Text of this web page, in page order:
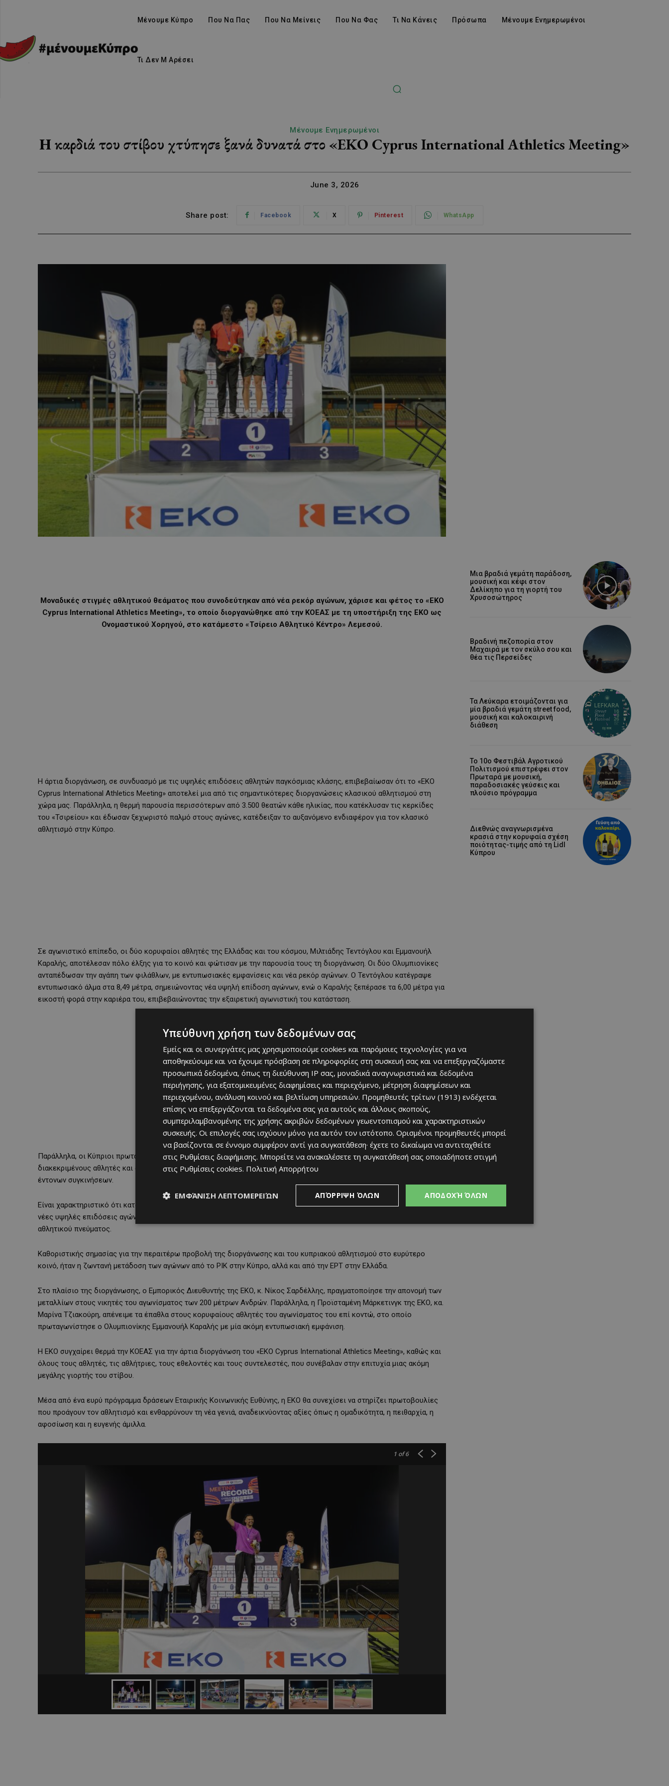
Μένουμε Κύπρο Που Να Πας Που Να Μείνεις Που Να Φας Τι Να Κάνεις Πρόσωπα Μένουμε Ενημερωμένοι
Τι Δεν Μ Αρέσει
Μένουμε Ενημερωμένοι
Η καρδιά του στίβου χτύπησε ξανά δυνατά στο «EKO Cyprus International Athletics Meeting»
June 3, 2026
Share post: Facebook X Pinterest WhatsApp
Mοναδικές στιγμές αθλητικού θεάματος που συνοδεύτηκαν από νέα ρεκόρ αγώνων, χάρισε και φέτος το «EKO
Cyprus International Athletics Meeting», το οποίο διοργανώθηκε από την ΚΟΕΑΣ με τη υποστήριξη της ΕΚΟ ως
Ονομαστικού Χορηγού, στο κατάμεστο «Τσίρειο Αθλητικό Κέντρο» Λεμεσού.
Η άρτια διοργάνωση, σε συνδυασμό με τις υψηλές επιδόσεις αθλητών παγκόσμιας κλάσης, επιβεβαίωσαν ότι το «EKO
Cyprus International Athletics Meeting» αποτελεί μια από τις σημαντικότερες διοργανώσεις κλασικού αθλητισμού στη
χώρα μας. Παράλληλα, η θερμή παρουσία περισσότερων από 3.500 θεατών κάθε ηλικίας, που κατέκλυσαν τις κερκίδες
του «Τσιρείου» και έδωσαν ξεχωριστό παλμό στους αγώνες, κατέδειξαν το αυξανόμενο ενδιαφέρον για τον κλασικό
αθλητισμό στην Κύπρο.
Σε αγωνιστικό επίπεδο, οι δύο κορυφαίοι αθλητές της Ελλάδας και του κόσμου, Μιλτιάδης Τεντόγλου και Εμμανουήλ
Καραλής, αποτέλεσαν πόλο έλξης για το κοινό και φώτισαν με την παρουσία τους τη διοργάνωση. Οι δύο Ολυμπιονίκες
ανταπέδωσαν την αγάπη των φιλάθλων, με εντυπωσιακές εμφανίσεις και νέα ρεκόρ αγώνων. Ο Τεντόγλου κατέγραψε
εντυπωσιακό άλμα στα 8,49 μέτρα, σημειώνοντας νέα υψηλή επίδοση αγώνων, ενώ ο Καραλής ξεπέρασε τα 6,00 μέτρα για
εικοστή φορά στην καριέρα του, επιβεβαιώνοντας την εξαιρετική αγωνιστική του κατάσταση.
Παράλληλα, οι Κύπριοι πρωταθλητές Μίλαν Τράικοβιτς, Ελένα Κουλιτσένκο και Ιωσήφ Κεσίδης, μαζί με άλλους
διακεκριμένους αθλητές και αθλήτριες από την Κύπρο και το εξωτερικό, προσέφεραν αγώνες υψηλού επιπέδου και
έντονων συγκινήσεων.
Είναι χαρακτηριστικό ότι κατά τη φετινή διοργάνωση, που ήταν η πέμπτη συνεχόμενη, καταγράφηκαν συνολικά οκτώ (8)
νέες υψηλές επιδόσεις αγώνων, ανταμείβοντας το κοινό με θέαμα παγκόσμιας κλάσης, που ανέδειξε τις αξίες του
αθλητικού πνεύματος.
Καθοριστικής σημασίας για την περαιτέρω προβολή της διοργάνωσης και του κυπριακού αθλητισμού στο ευρύτερο
κοινό, ήταν η ζωντανή μετάδοση των αγώνων από το ΡΙΚ στην Κύπρο, αλλά και από την ΕΡΤ στην Ελλάδα.
Στο πλαίσιο της διοργάνωσης, ο Εμπορικός Διευθυντής της ΕΚΟ, κ. Νίκος Σαρδέλλης, πραγματοποίησε την απονομή των
μεταλλίων στους νικητές του αγωνίσματος των 200 μέτρων Ανδρών. Παράλληλα, η Προϊσταμένη Μάρκετινγκ της ΕΚΟ, κα.
Μαρίνα Τζιακούρη, απένειμε τα έπαθλα στους κορυφαίους αθλητές του αγωνίσματος του επί κοντώ, στο οποίο
πρωταγωνίστησε ο Ολυμπιονίκης Εμμανουήλ Καραλής με μία ακόμη εντυπωσιακή εμφάνιση.
Η ΕΚΟ συγχαίρει θερμά την ΚΟΕΑΣ για την άρτια διοργάνωση του «EKO Cyprus International Athletics Meeting», καθώς και
όλους τους αθλητές, τις αθλήτριες, τους εθελοντές και τους συντελεστές, που συνέβαλαν στην επιτυχία μιας ακόμη
μεγάλης γιορτής του στίβου.
Μέσα από ένα ευρύ πρόγραμμα δράσεων Εταιρικής Κοινωνικής Ευθύνης, η ΕΚΟ θα συνεχίσει να στηρίζει πρωτοβουλίες
που προάγουν τον αθλητισμό και ενθαρρύνουν τη νέα γενιά, αναδεικνύοντας αξίες όπως η ομαδικότητα, η πειθαρχία, η
αφοσίωση και η ευγενής άμιλλα.
1 of 6
Μια βραδιά γεμάτη παράδοση,
μουσική και κέφι στον
Δελίκηπο για τη γιορτή του
Χρυσοσώτηρος
Βραδινή πεζοπορία στον
Μαχαιρά με τον σκύλο σου και
θέα τις Περσείδες
Τα Λεύκαρα ετοιμάζονται για
μία βραδιά γεμάτη street food,
μουσική και καλοκαιρινή
διάθεση
Το 10ο Φεστιβάλ Αγροτικού
Πολιτισμού επιστρέφει στον
Πρωταρά με μουσική,
παραδοσιακές γεύσεις και
πλούσιο πρόγραμμα
Διεθνώς αναγνωρισμένα
κρασιά στην κορυφαία σχέση
ποιότητας-τιμής από τη Lidl
Κύπρου
Υπεύθυνη χρήση των δεδομένων σας
Εμείς και οι συνεργάτες μας χρησιμοποιούμε cookies και παρόμοιες τεχνολογίες για να
αποθηκεύουμε και να έχουμε πρόσβαση σε πληροφορίες στη συσκευή σας και να επεξεργαζόμαστε
προσωπικά δεδομένα, όπως τη διεύθυνση IP σας, μοναδικά αναγνωριστικά και δεδομένα
περιήγησης, για εξατομικευμένες διαφημίσεις και περιεχόμενο, μέτρηση διαφημίσεων και
περιεχομένου, ανάλυση κοινού και βελτίωση υπηρεσιών. Προμηθευτές τρίτων (1913) ενδέχεται
επίσης να επεξεργάζονται τα δεδομένα σας για αυτούς και άλλους σκοπούς,
συμπεριλαμβανομένης της χρήσης ακριβών δεδομένων γεωεντοπισμού και χαρακτηριστικών
συσκευής. Οι επιλογές σας ισχύουν μόνο για αυτόν τον ιστότοπο. Ορισμένοι προμηθευτές μπορεί
να βασίζονται σε έννομο συμφέρον αντί για συγκατάθεση· έχετε το δικαίωμα να αντιταχθείτε
στις Ρυθμίσεις διαφήμισης. Μπορείτε να ανακαλέσετε τη συγκατάθεσή σας οποιαδήποτε στιγμή
στις Ρυθμίσεις cookies. Πολιτική Απορρήτου
ΑΠΟΔΟΧΉ ΌΛΩΝ
ΑΠΌΡΡΙΨΗ ΌΛΩΝ
ΕΜΦΆΝΙΣΗ ΛΕΠΤΟΜΕΡΕΙΏΝ